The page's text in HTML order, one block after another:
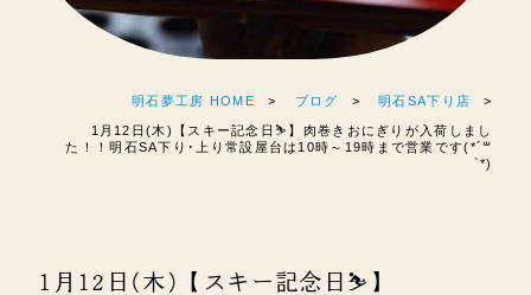
明石夢工房 HOME ブログ 明石SA下り店
1月12日(木)【スキー記念日⛷】肉巻きおにぎりが入荷しまし
た！！明石SA下り･上り常設屋台は10時～19時まで営業です(*´꒳
`*)
1月12日(木)【スキー記念日⛷】